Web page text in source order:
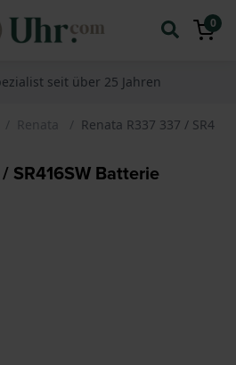
0
seit über 25 Jahren
Renata Renata R337 337 /
SR416SW Batterie